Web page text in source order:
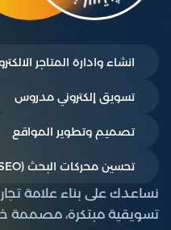
انشاء وادارة المتاجر
تسويق إلكتروني مدروس
تصميم وتطوير المواقع
تحسين محركات البحث (SEO)
نساعدك على بناء علامة
تسويقية مبتكرة،